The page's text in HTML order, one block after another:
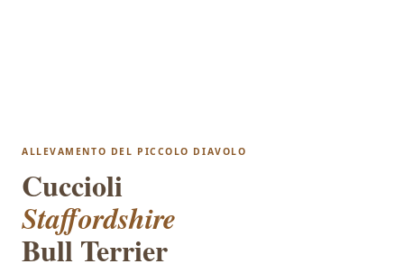
ALLEVAMENTO DEL PICCOLO DIAVOLO
Cuccioli
Staffordshire
Bull Terrier